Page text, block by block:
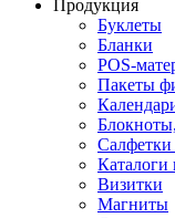
Продукция
Буклеты
Бланки
POS-
Пакеты
Салфетки
Визитки
Магниты